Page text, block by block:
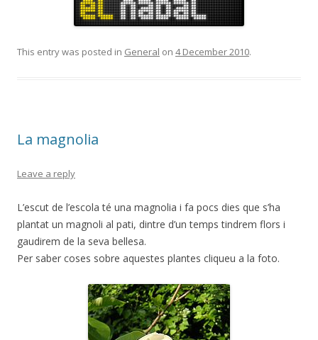
This entry was posted in General on 4 December 2010.
La magnolia
Leave a reply
L’escut de l’escola té una magnolia i fa pocs dies que s’ha
plantat un magnoli al pati, dintre d’un temps tindrem flors i
gaudirem de la seva bellesa.
Per saber coses sobre aquestes plantes cliqueu a la foto.